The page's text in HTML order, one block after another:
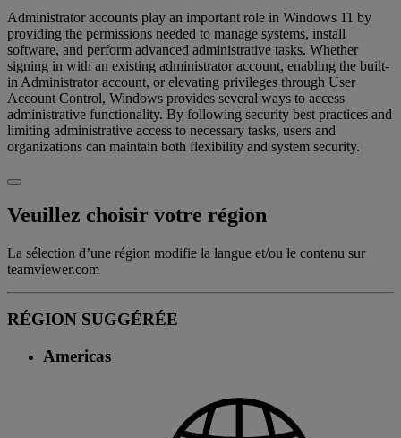
Administrator accounts play an important role in Windows 11 by
providing the permissions needed to manage systems, install
software, and perform advanced administrative tasks. Whether
signing in with an existing administrator account, enabling the built-
in Administrator account, or elevating privileges through User
Account Control, Windows provides several ways to access
administrative functionality. By following security best practices and
limiting administrative access to necessary tasks, users and
organizations can maintain both flexibility and system security.
Veuillez choisir votre région
La sélection d’une région modifie la langue et/ou le contenu sur
teamviewer.com
RÉGION SUGGÉRÉE
Americas